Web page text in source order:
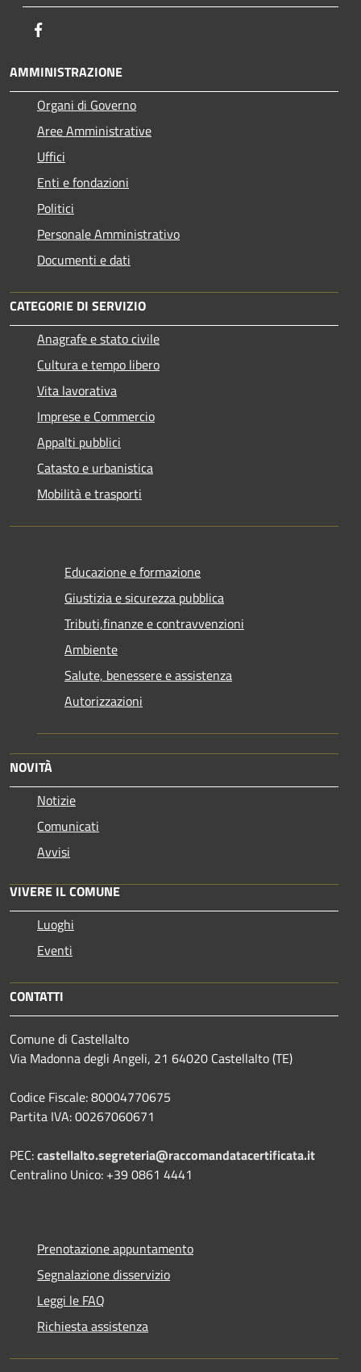
AMMINISTRAZIONE
Organi di Governo
Aree Amministrative
Uffici
Enti e fondazioni
Politici
Personale Amministrativo
Documenti e dati
CATEGORIE DI SERVIZIO
Anagrafe e stato civile
Cultura e tempo libero
Vita lavorativa
Imprese e Commercio
Appalti pubblici
Catasto e urbanistica
Mobilità e trasporti
Educazione e formazione
Giustizia e sicurezza pubblica
Tributi,finanze e contravvenzioni
Ambiente
Salute, benessere e assistenza
Autorizzazioni
NOVITÀ
Notizie
Comunicati
Avvisi
VIVERE IL COMUNE
Luoghi
Eventi
CONTATTI
Comune di Castellalto
Via Madonna degli Angeli, 21 64020 Castellalto (TE)
Codice Fiscale: 80004770675
Partita IVA: 00267060671
PEC:castellalto.segreteria@raccomandatacertificata.it
Centralino Unico: +39 0861 4441
Prenotazione appuntamento
Segnalazione disservizio
Leggi le FAQ
Richiesta assistenza